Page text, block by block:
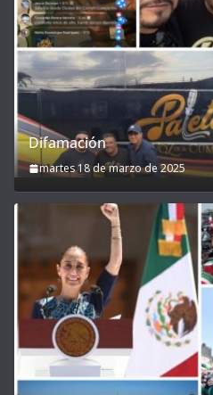
Difamación
martes 18 de marzo de 2025